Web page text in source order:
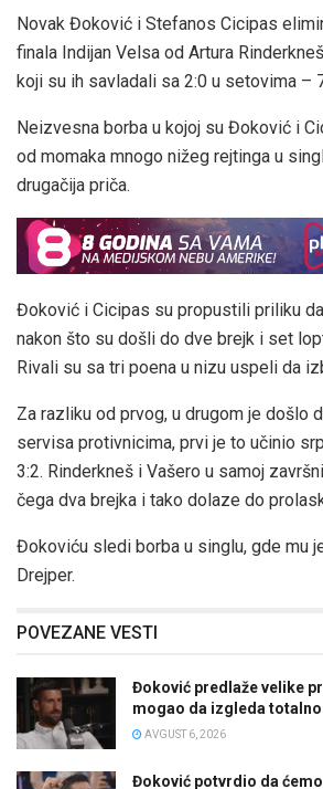
Novak Đoković i Stefanos Cicipas
finala Indijan Velsa od Artura
koji su ih savladali sa 2:0 u setovima –
Neizvesna borba u kojoj su Đoković i
od momaka mnogo nižeg rejtinga u
drugačija priča.
Đoković i Cicipas su propustili priliku
nakon što su došli do dve brejk i set
Rivali su sa tri poena u nizu uspeli da
Za razliku od prvog, u drugom je došlo
servisa protivnicima, prvi je to učinio
3:2. Rinderkneš i Vašero u samoj
čega dva brejka i tako dolaze do
Đokoviću sledi borba u singlu, gde mu
Drejper.
POVEZANE VESTI
Đoković predlaže velike
mogao da izgleda
AVGUST 6, 2026
Đoković potvrdio da